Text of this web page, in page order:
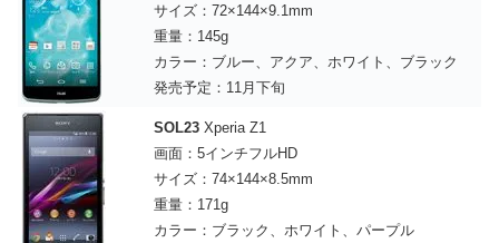
サイズ：72×144×9.1mm
重量：145g
カラー：ブルー、アクア、ホワイト、ブラック
発売予定：11月下旬
SOL23 Xperia Z1
画面：5インチフルHD
サイズ：74×144×8.5mm
重量：171g
カラー：ブラック、ホワイト、パープル